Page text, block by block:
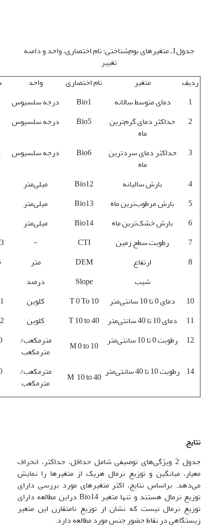
جدول1ـ متغیرهای بوم‌شناختی؛ نام اختصاری، واحد و دامنه
تغییر
ردیف
متغیر نام اختصاری واحد
1
دمای متوسط سالانه Bio1
درجه سلسیوس
2
حداکثر دمای گرم‌ترین
ماه
Bio5 درجه سلسیوس
3
حداکثر دمای سردترین
ماه
Bio6 درجه سلسیوس
4 بارش سالیانه Bio12
میلی‌متر
5
بارش مرطوب‌ترین ماه Bio13
میلی‌متر
6
بارش خشک‌ترین ماه Bio14
میلی‌متر
7
رطوبت سطح زمین CTI
-
8
ارتفاع DEM متر
شیب
Slope
درصد
10
دمای 0 تا 10 سانتی‌متر T 0 To 10 کلوین
11
دمای 10 تا 40 سانتی‌متر T 10 to 40 کلوین
12
رطوبت 0 تا 10 سانتی‌متر M 0 to 10
مترمکعب/
مترمکعب
14 رطوبت 10 تا 40 سانتی‌متر M 10 to 40
مترمکعب/
مترمکعب
نتایج
جدول 2 ویژگی‌های توصیفی شامل حداقل، حداکثر، انحراف
معیار، میانگین و توزیع نرمال هریک از متغیرها را نمایش
می‌دهد. براساس نتایج، اکثر متغیرهای مورد بررسی دارای
توزیع نرمال هستند و تنها متغیر Bio14 دراین مطالعه دارای
توزیع نرمال نیست که نشان از توزیع نامتقارن این متغیر
زیستگاهی در نقاط حضور جنس مورد مطالعه دارد.